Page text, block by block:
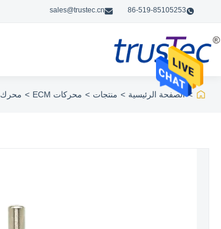
86-519-85105253
sales@trustec.cn
> الصفحة الرئيسية > منتجات > محركات ECM > محرك ECM - 125W 900RPM 220V 50/60HZ 0-10V التحكم في السرعة